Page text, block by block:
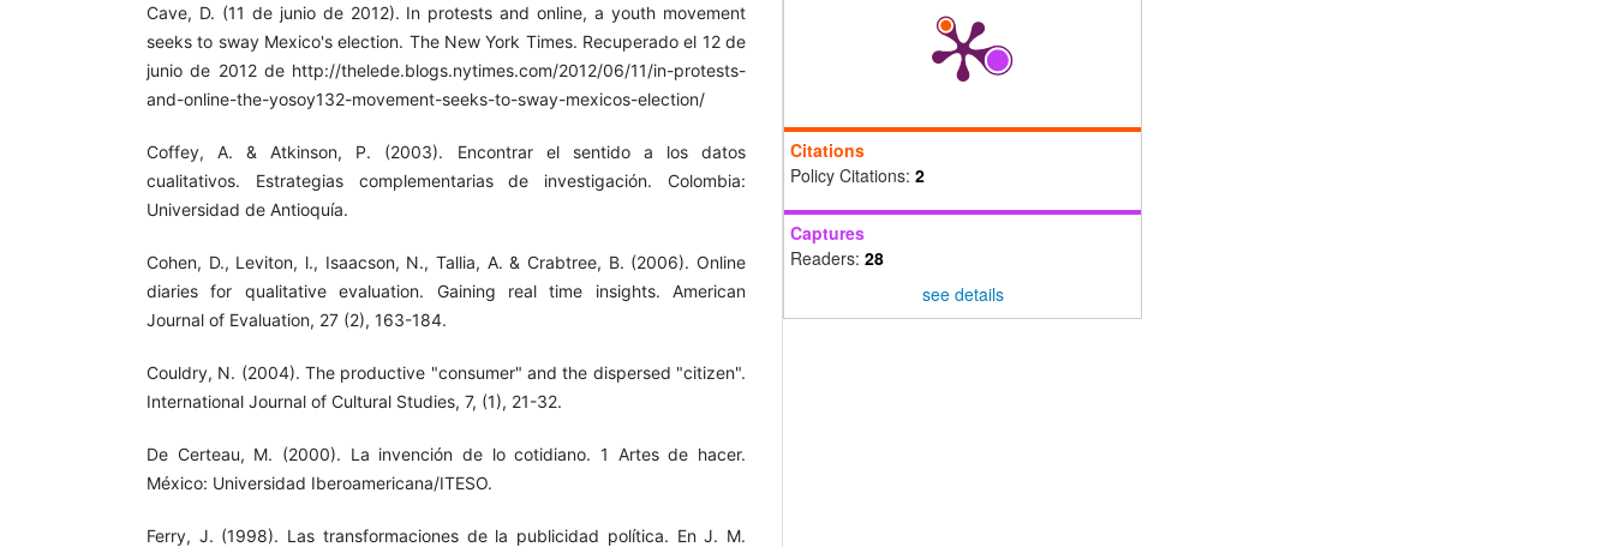
Cave, D. (11 de junio de 2012). In protests and online, a youth movement
seeks to sway Mexico's election. The New York Times. Recuperado el 12 de
junio de 2012 de http://thelede.blogs.nytimes.com/2012/06/11/in-protests-
and-online-the-yosoy132-movement-seeks-to-sway-mexicos-election/
Coffey, A. & Atkinson, P. (2003). Encontrar el sentido a los datos
cualitativos. Estrategias complementarias de investigación. Colombia:
Universidad de Antioquía.
Cohen, D., Leviton, l., Isaacson, N., Tallia, A. & Crabtree, B. (2006). Online
diaries for qualitative evaluation. Gaining real time insights. American
Journal of Evaluation, 27 (2), 163-184.
Couldry, N. (2004). The productive "consumer" and the dispersed "citizen".
International Journal of Cultural Studies, 7, (1), 21-32.
De Certeau, M. (2000). La invención de lo cotidiano. 1 Artes de hacer.
México: Universidad Iberoamericana/ITESO.
Ferry, J. (1998). Las transformaciones de la publicidad política. En J. M.
Citations
Policy Citations: 2
Captures
Readers: 28
see details